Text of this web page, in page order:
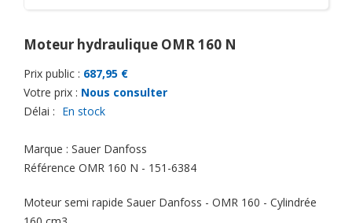
Moteur hydraulique OMR 160 N
Prix public : 687,95 €
Votre prix : Nous consulter
Délai : En stock
Marque : Sauer Danfoss
Référence OMR 160 N - 151-6384
Moteur semi rapide Sauer Danfoss - OMR 160 - Cylindrée